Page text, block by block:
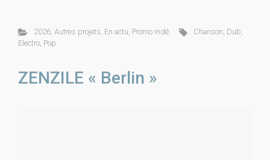
2026, Autres projets, En actu, Promo indé Chanson, Dub,
Electro, Pop
ZENZILE « Berlin »